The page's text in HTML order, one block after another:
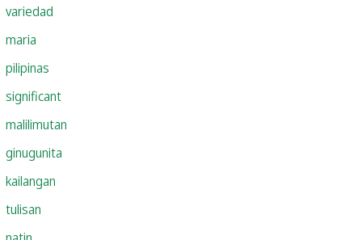
variedad
maria
pilipinas
significant
malilimutan
ginugunita
kailangan
tulisan